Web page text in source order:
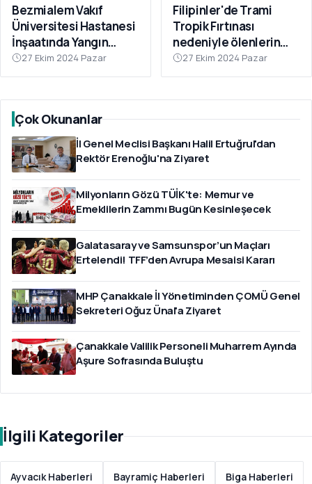
Bezmialem Vakıf
Üniversitesi Hastanesi
İnşaatında Yangın
Paniğe Neden Oldu
27 Ekim 2024 Pazar
Filipinler'de Trami
Tropik Fırtınası
nedeniyle ölenlerin
sayısı 126'ya yükseldi
27 Ekim 2024 Pazar
Çok Okunanlar
İl Genel Meclisi Başkanı Halil Ertuğrul'dan
Rektör Erenoğlu'na Ziyaret
Milyonların Gözü TÜİK'te: Memur ve
Emeklilerin Zammı Bugün Kesinleşecek
Galatasaray ve Samsunspor’un Maçları
Ertelendi! TFF’den Avrupa Mesaisi Kararı
MHP Çanakkale İl Yönetiminden ÇOMÜ Genel
Sekreteri Oğuz Ünal'a Ziyaret
Çanakkale Valilik Personeli Muharrem Ayında
Aşure Sofrasında Buluştu
İlgili Kategoriler
Ayvacık Haberleri Bayramiç Haberleri Biga Haberleri